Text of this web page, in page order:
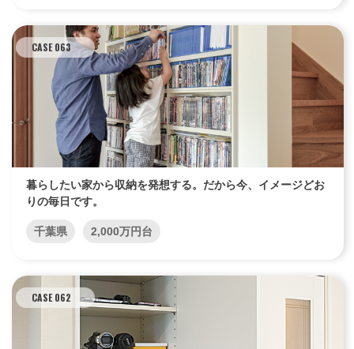
CASE 063
暮らしたい家から収納を発想する。だから今、イメージどお
りの毎日です。
千葉県 2,000万円台
CASE 062